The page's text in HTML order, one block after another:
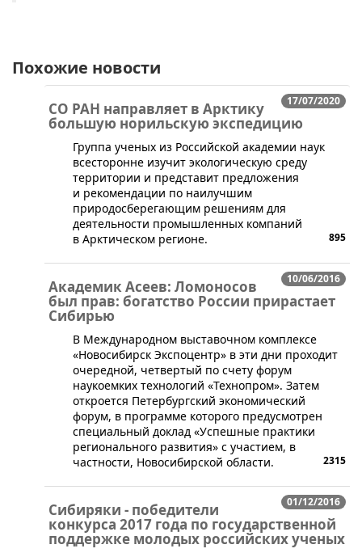
Похожие новости
17/07/2020
СО РАН направляет в Арктику
большую норильскую экспедицию
​​Группа ученых из Российской академии наук
всесторонне изучит экологическую среду
территории и представит предложения
и рекомендации по наилучшим
природосберегающим решениям для
деятельности промышленных компаний
в Арктическом регионе.
895
10/06/2016
Академик Асеев: Ломоносов
был прав: богатство России прирастает
Сибирью
В Международном выставочном комплексе
«Новосибирск Экспоцентр» в эти дни проходит
очередной, четвертый по счету форум
наукоемких технологий «Технопром». Затем
откроется Петербургский экономический
форум, в программе которого предусмотрен
специальный доклад «Успешные практики
регионального развития» с участием, в
частности, Новосибирской области.
2315
01/12/2016
Сибиряки - победители
конкурса 2017 года по государственной
поддержке молодых российских ученых